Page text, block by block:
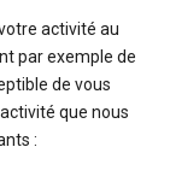
activité au
par exemple de
de vous
que nous
: